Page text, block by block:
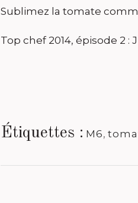
Sublimez la tomate
Top chef 2014, épisode 2
Étiquettes : M6,